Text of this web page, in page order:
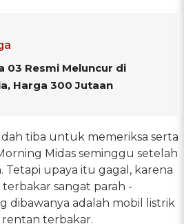
03 Resmi Meluncur di
Harga 300 Jutaan
tiba untuk memeriksa serta
Midas seminggu setelah
Tetapi upaya itu gagal, karena
sangat parah -
dibawanya adalah mobil listrik
terbakar.